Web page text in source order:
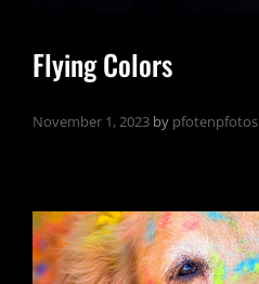
Flying Colors
November 1, 2023 by pfotenpfotos